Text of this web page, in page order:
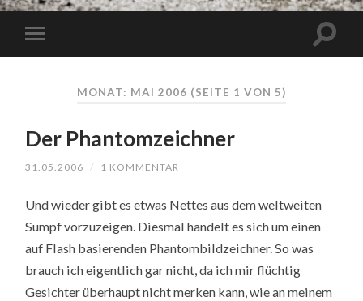
MONAT: MAI 2006 (SEITE 1 VON 5)
Der Phantomzeichner
31.05.2006 / 1 KOMMENTAR
Und wieder gibt es etwas Nettes aus dem weltweiten
Sumpf vorzuzeigen. Diesmal handelt es sich um einen
auf Flash basierenden Phantombildzeichner. So was
brauch ich eigentlich gar nicht, da ich mir flüchtig
Gesichter überhaupt nicht merken kann, wie an meinem